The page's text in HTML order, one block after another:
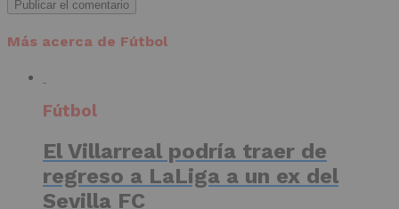
Más acerca de Fútbol
Fútbol
El Villarreal podría traer de
regreso a LaLiga a un ex del
Sevilla FC